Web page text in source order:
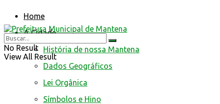
Home
A Cidade
História de nossa Mantena
Dados Geográficos
Lei Orgânica
Símbolos e Hino
No Result
View All Result